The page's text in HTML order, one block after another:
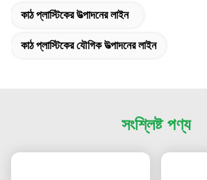
কাঠ প্লাস্টিকের উত্পাদনের লাইন
কাঠ প্লাস্টিকের যৌগিক উত্পাদনের লাইন
সংশ্লিষ্ট পণ্য